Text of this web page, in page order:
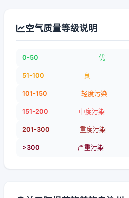
空气质量等级说明
0-50 优
51-100 良
101-150 轻度污染
151-200 中度污染
201-300 重度污染
>300 严重污染